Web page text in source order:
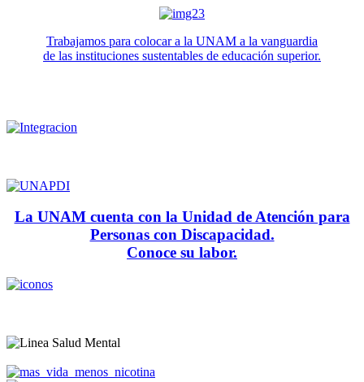
Trabajamos para colocar a la UNAM a la vanguardia
de las instituciones sustentables de educación superior.
La UNAM cuenta con la Unidad de Atención para
Personas con Discapacidad.
Conoce su labor.